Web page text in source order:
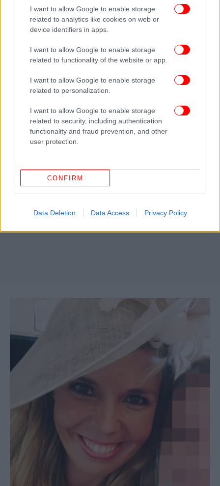
I want to allow Google to enable storage
related to analytics like cookies on web or
device identifiers in apps.
I want to allow Google to enable storage
related to functionality of the website or app.
I want to allow Google to enable storage
related to personalization.
I want to allow Google to enable storage
related to security, including authentication
functionality and fraud prevention, and other
user protection.
CONFIRM
Data Deletion Data Access Privacy Policy